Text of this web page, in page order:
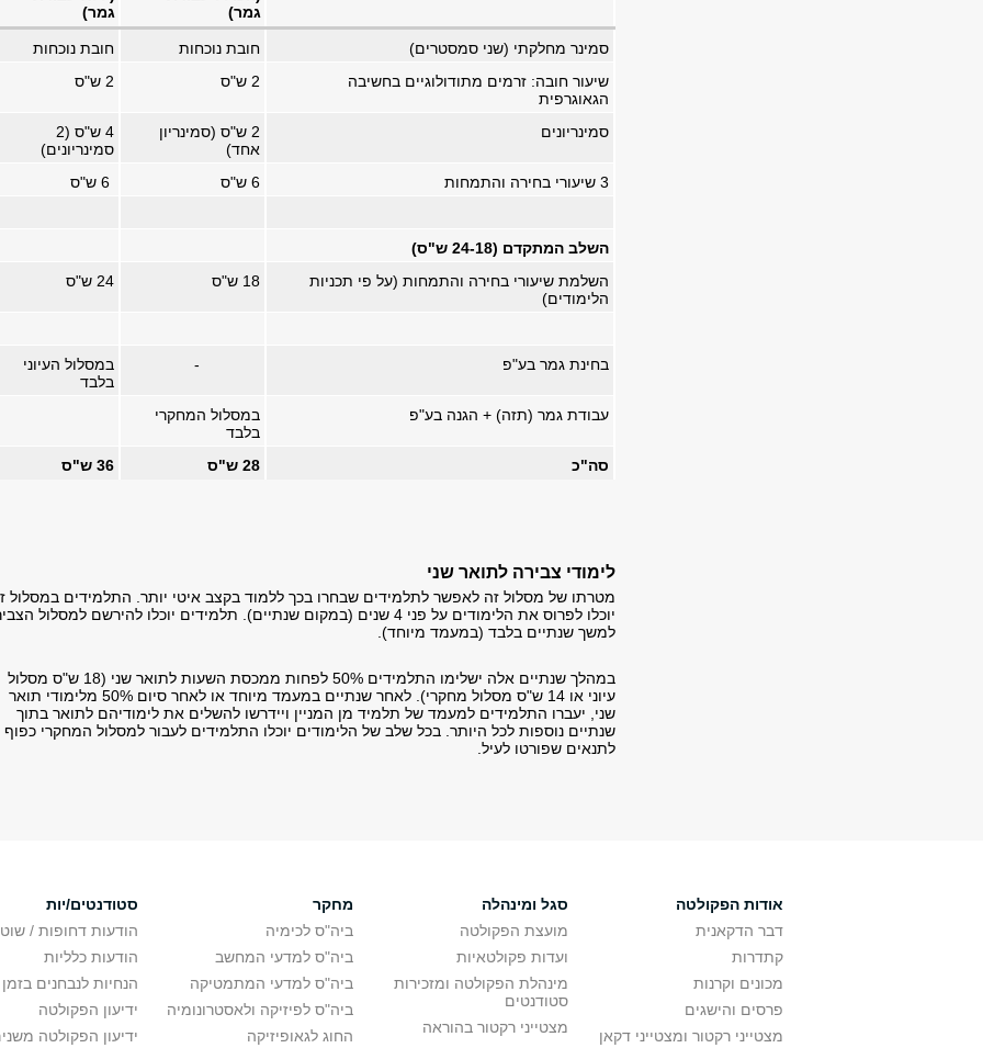
גמר)
גמר)
סמינר מחלקתי (שני סמסטרים) חובת נוכחות
חובת נוכחות
שיעור חובה: זרמים מתודולוגיים בחשיבה
הגאוגרפית
2 ש"ס 2 ש"ס
סמינריונים
2 ש"ס (סמינריון
אחד)
4 ש"ס (2
סמינריונים)
3 שיעורי בחירה והתמחות
6 ש"ס 6 ש"ס
השלב המתקדם (24-18 ש"ס)
השלמת שיעורי בחירה והתמחות (על פי תכניות
הלימודים)
18 ש"ס 24 ש"ס
בחינת גמר בע"פ -
במסלול העיוני
בלבד
עבודת גמר (תזה) + הגנה בע"פ
במסלול המחקרי
בלבד
סה"כ
28 ש"ס 36 ש"ס
לימודי צבירה לתואר שני
מטרתו של מסלול זה לאפשר לתלמידים שבחרו בכך ללמוד בקצב איטי יותר. התלמידים במסלול
יוכלו לפרוס את הלימודים על פני 4 שנים (במקום שנתיים). תלמידים יוכלו להירשם למסלול
למשך שנתיים בלבד (במעמד מיוחד).
במהלך שנתיים אלה ישלימו התלמידים 50% לפחות ממכסת השעות לתואר שני (18 ש"ס מסלול
עיוני או 14 ש"ס מסלול מחקרי). לאחר שנתיים במעמד מיוחד או לאחר סיום 50% מלימודי תואר
שני, יעברו התלמידים למעמד של תלמיד מן המניין ויידרשו להשלים את לימודיהם לתואר בתוך
שנתיים נוספות לכל היותר. בכל שלב של הלימודים יוכלו התלמידים לעבור למסלול המחקרי כפוף
לתנאים שפורטו לעיל.
אודות הפקולטה
דבר הדקאנית
קתדרות
מכונים וקרנות
פרסים והישגים
מצטייני רקטור ומצטייני דקאן
סגל ומינהלה
מועצת הפקולטה
ועדות פקולטאיות
מינהלת הפקולטה ומזכירות
סטודנטים
מצטייני רקטור בהוראה
מחקר
ביה"ס לכימיה
ביה"ס למדעי המחשב
ביה"ס למדעי המתמטיקה
ביה"ס לפיזיקה ולאסטרונומיה
החוג לגאופיזיקה
סטודנטים/יות
הודעות דחופות /
הודעות כלליות
הנחיות לנבחנים
ידיעון הפקולטה
ידיעון הפקולטה